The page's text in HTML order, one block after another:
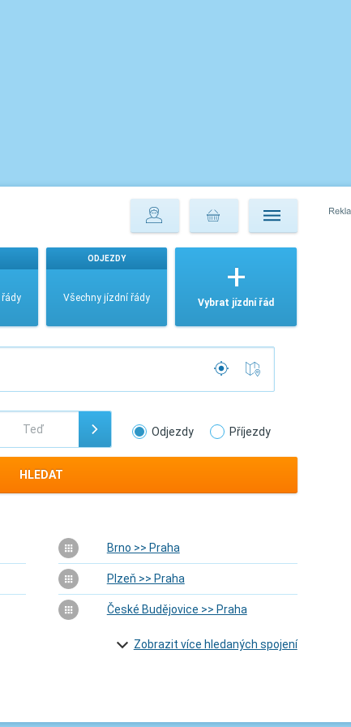
ODJEZDY
Všechny jízdní řády Vybrat jízdní řád
Odjezdy Příjezdy
HLEDAT
Brno >> Praha
Plzeň >> Praha
České Budějovice >> Praha
Zobrazit více hledaných spojení